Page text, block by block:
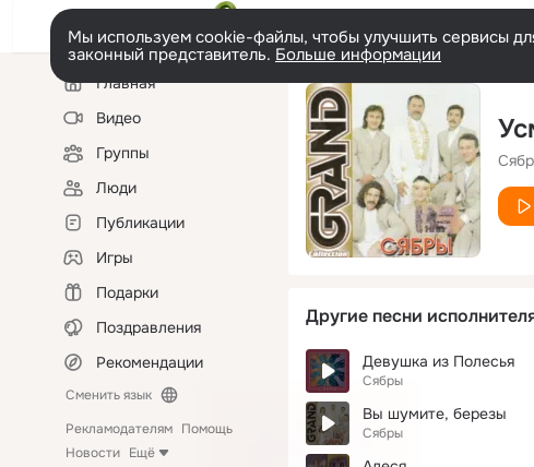
Мы используем cookie-файлы, чтобы улучшить сервисы
законный представитель. Больше информации
Левая
колонкаГлавная
Видео
Группы
Люди
Публикации
Игры
Подарки
Поздравления
Рекомендации
Сменить язык
Рекламодателям Помощь
Новости Ещё
Другие песни
Девушка из Полесья
Сябры
Вы шумите, березы
Сябры